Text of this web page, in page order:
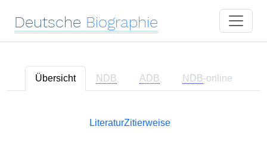
Deutsche Biographie
Übersicht NDB ADB NDB-online
LiteraturZitierweise